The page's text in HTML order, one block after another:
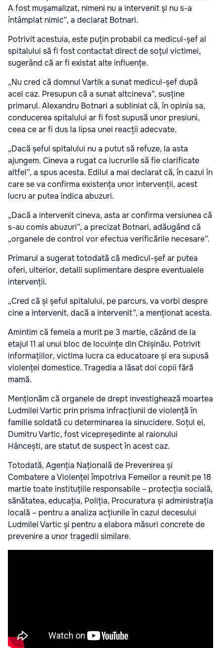
A fost mușamalizat, nimeni nu a intervenit și nu s-a
întâmplat nimic”, a declarat Botnari.
Potrivit acestuia, este puțin probabil ca medicul-șef al
spitalului să fi fost contactat direct de soțul victimei,
sugerând că ar fi existat alte influențe.
„Nu cred că domnul Vartik a sunat medicul-șef după
acel caz. Presupun că a sunat altcineva”, susține
primarul. Alexandru Botnari a subliniat că, în opinia sa,
conducerea spitalului ar fi fost supusă unor presiuni,
ceea ce ar fi dus la lipsa unei reacții adecvate.
„Dacă șeful spitalului nu a putut să refuze, la asta
ajungem. Cineva a rugat ca lucrurile să fie clarificate
altfel”, a spus acesta. Edilul a mai declarat că, în cazul în
care se va confirma existența unor intervenții, acest
lucru ar putea indica abuzuri.
„Dacă a intervenit cineva, asta ar confirma versiunea că
s-au comis abuzuri”, a precizat Botnari, adăugând că
„organele de control vor efectua verificările necesare”.
Primarul a sugerat totodată că medicul-șef ar putea
oferi, ulterior, detalii suplimentare despre eventualele
intervenții.
„Cred că și șeful spitalului, pe parcurs, va vorbi despre
cine a intervenit, dacă a intervenit”, a menționat acesta.
Amintim că femeia a murit pe 3 martie, căzând de la
etajul 11 al unui bloc de locuințe din Chișinău. Potrivit
informațiilor, victima lucra ca educatoare și era supusă
violenței domestice. Tragedia a lăsat doi copii fără
mamă.
Menționăm că organele de drept investighează moartea
Ludmilei Vartic prin prisma infracțiunii de violență în
familie soldată cu determinarea la sinucidere. Soțul ei,
Dumitru Vartic, fost vicepreședinte al raionului
Hâncești, are statut de suspect în acest caz.
Totodată, Agenția Națională de Prevenirea și
Combatere a Violenței împotriva Femeilor a reunit pe 18
martie toate instituțiile responsabile – protecția socială,
sănătatea, educația, Poliția, Procuratura și administrația
locală – pentru a analiza acțiunile în cazul decesului
Ludmilei Vartic și pentru a elabora măsuri concrete de
prevenire a unor tragedii similare.